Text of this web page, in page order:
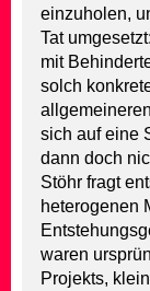
einzuholen,
Tat
mit
solch
sich auf eine
dann doch
Stöhr fragt
heterogenen
waren
Projekts,